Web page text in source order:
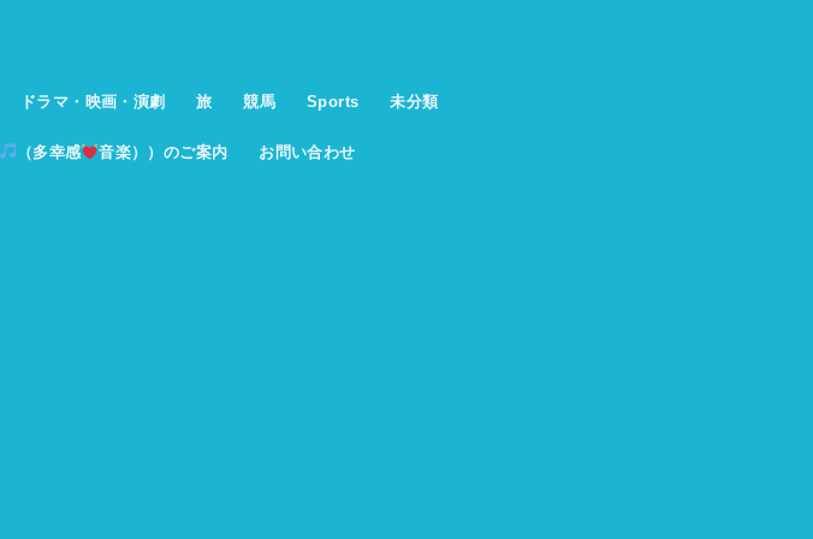
ドラマ・映画・演劇 旅 競馬 Sports 未分類
（多幸感 音楽））のご案内 お問い合わせ